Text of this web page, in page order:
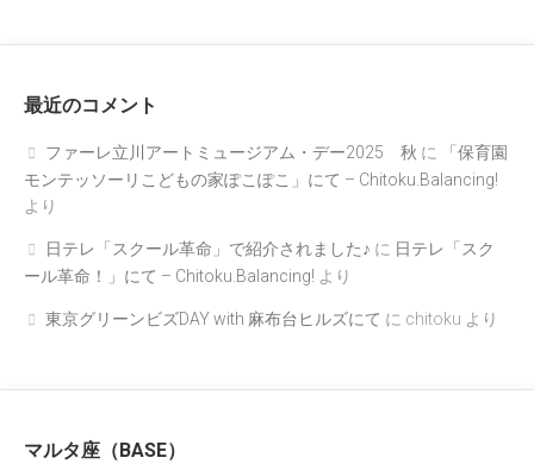
最近のコメント
ファーレ立川アートミュージアム・デー2025 秋 に
「保育園
モンテッソーリこどもの家ぽこぽこ」にて – Chitoku.Balancing!
より
日テレ「スクール革命」で紹介されました♪ に 日テレ「スク
ール革命！」にて – Chitoku.Balancing! より
東京グリーンビズDAY with 麻布台ヒルズにて に chitoku より
マルタ座（BASE）